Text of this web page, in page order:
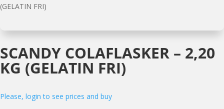
(GELATIN FRI)
SCANDY COLAFLASKER – 2,20
KG (GELATIN FRI)
Please, login to see prices and buy